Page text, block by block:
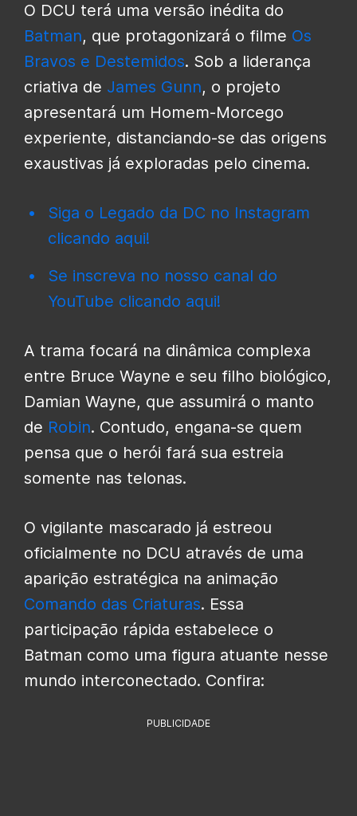
O DCU terá uma versão inédita do
Batman, que protagonizará o filme Os
Bravos e Destemidos. Sob a liderança
criativa de James Gunn, o projeto
apresentará um Homem-Morcego
experiente, distanciando-se das origens
exaustivas já exploradas pelo cinema.
Siga o Legado da DC no Instagram
clicando aqui!
Se inscreva no nosso canal do
YouTube clicando aqui!
A trama focará na dinâmica complexa
entre Bruce Wayne e seu filho biológico,
Damian Wayne, que assumirá o manto
de Robin. Contudo, engana-se quem
pensa que o herói fará sua estreia
somente nas telonas.
O vigilante mascarado já estreou
oficialmente no DCU através de uma
aparição estratégica na animação
Comando das Criaturas. Essa
participação rápida estabelece o
Batman como uma figura atuante nesse
mundo interconectado. Confira:
PUBLICIDADE